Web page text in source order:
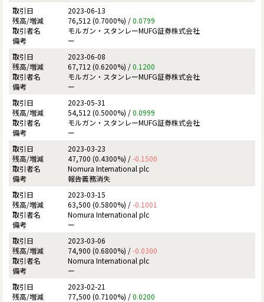
2023-06-13
76,512 (0.7000%) /0.0799
モルガン・スタンレーMUFG証券株式会社
ー
2023-06-08
67,712 (0.6200%) /0.1200
モルガン・スタンレーMUFG証券株式会社
ー
2023-05-31
54,512 (0.5000%) /0.0999
モルガン・スタンレーMUFG証券株式会社
ー
2023-03-23
47,700 (0.4300%) /-0.1500
Nomura International plc
報告義務消失
2023-03-15
63,500 (0.5800%) /-0.1001
Nomura International plc
ー
2023-03-06
74,900 (0.6800%) /-0.0300
Nomura International plc
ー
2023-02-21
77,500 (0.7100%) /0.0200